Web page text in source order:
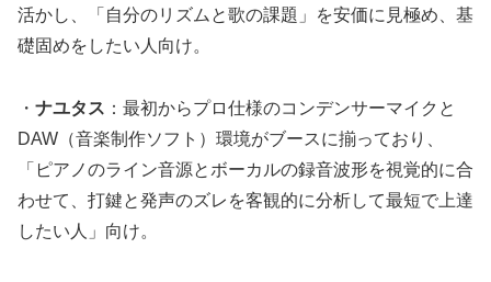
活かし、「自分のリズムと歌の課題」を安価に見極め、基
礎固めをしたい人向け。
・ ナユタス ：最初からプロ仕様のコンデンサーマイクと
DAW（音楽制作ソフト）環境がブースに揃っており、
「ピアノのライン音源とボーカルの録音波形を視覚的に合
わせて、打鍵と発声のズレを客観的に分析して最短で上達
したい人」向け。